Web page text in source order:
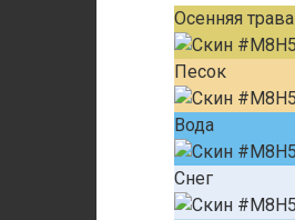
Осенняя трава
Песок
Вода
Снег